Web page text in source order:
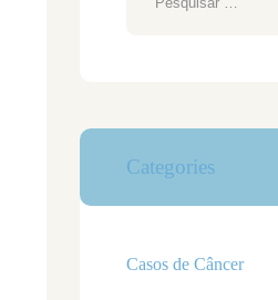
Categories
Casos de Câncer